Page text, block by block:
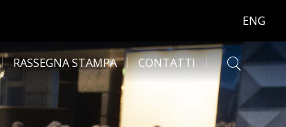
ENG
RASSEGNA STAMPA CONTATTI